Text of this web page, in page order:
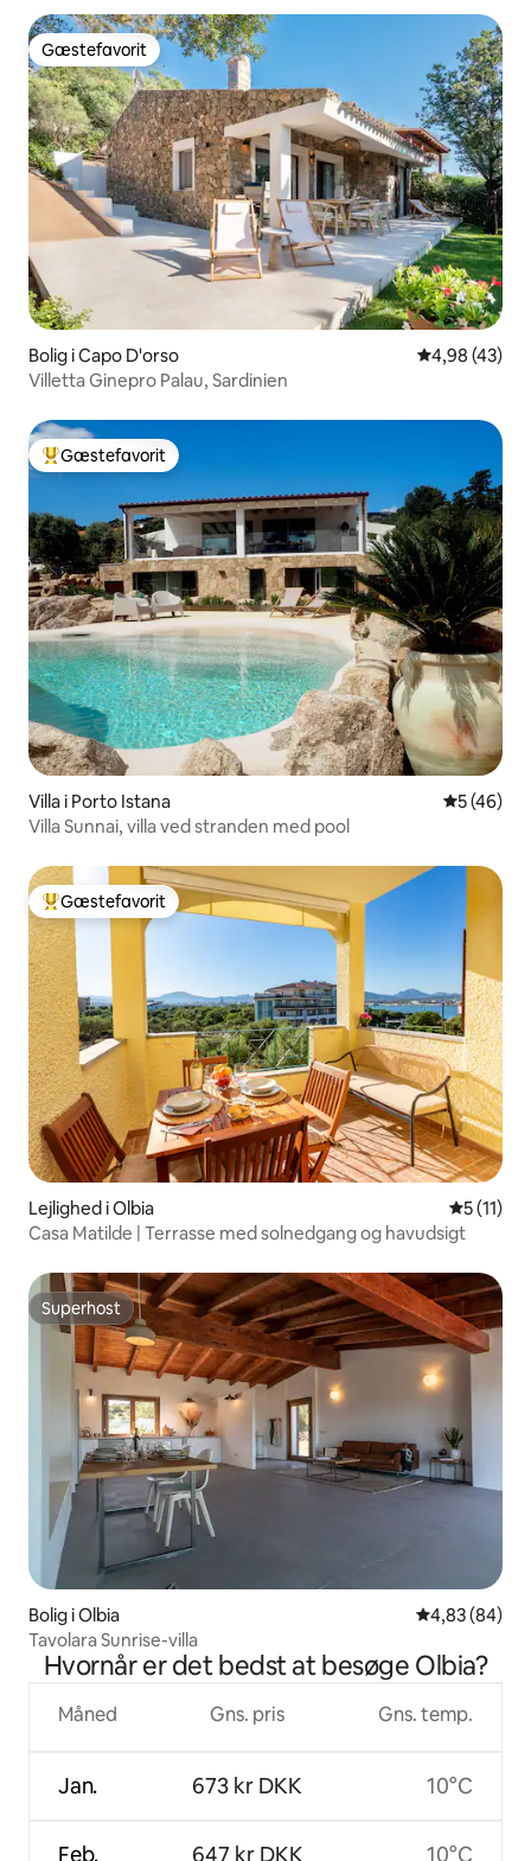
Gæstefavorit
Gæstefavorit
Bolig i Capo D'orso 4,98 ud af 5 i
4,98 (43)
Villetta Ginepro Palau, Sardinien
Bedste gæstefavorit
Gæstefavorit
Villa i Porto Istana 5 ud af 5 i
5 (46)
Villa Sunnai, villa ved stranden med pool
Bedste gæstefavorit
Gæstefavorit
Lejlighed i Olbia 5 ud af 5
5 (11)
Casa Matilde | Terrasse med solnedgang og havudsigt
Superhost
Superhost
Bolig i Olbia 4,83 ud af 5 i
4,83 (84)
Tavolara Sunrise-villa
Hvornår er det bedst at besøge Olbia?
Måned
Jan.
Feb.
Gns. pris
673 kr DKK
647 kr DKK
Gns. temp.
10°C
10°C